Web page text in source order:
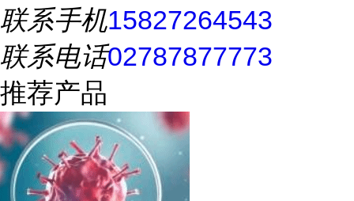
联系手机15827264543
联系电话02787877773
推荐产品